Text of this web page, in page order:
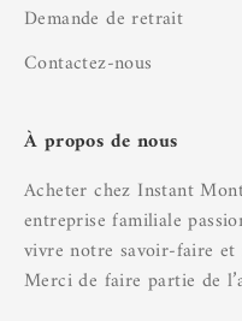
Demande de retrait
Contactez-nous
À propos de nous
Acheter chez Instant
entreprise familiale
vivre notre savoir-faire et
Merci de faire partie de